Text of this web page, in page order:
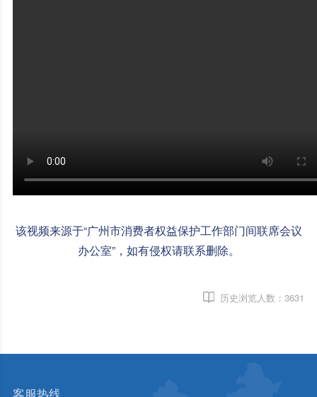
该视频来源于“广州市消费者权益保护工作部门间联席会议
办公室”，如有侵权请联系删除。
历史浏览人数： 3631